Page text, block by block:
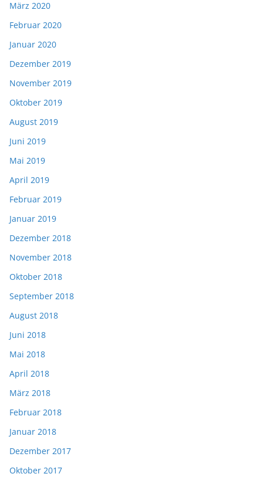
März 2020
Februar 2020
Januar 2020
Dezember 2019
November 2019
Oktober 2019
August 2019
Juni 2019
Mai 2019
April 2019
Februar 2019
Januar 2019
Dezember 2018
November 2018
Oktober 2018
September 2018
August 2018
Juni 2018
Mai 2018
April 2018
März 2018
Februar 2018
Januar 2018
Dezember 2017
Oktober 2017